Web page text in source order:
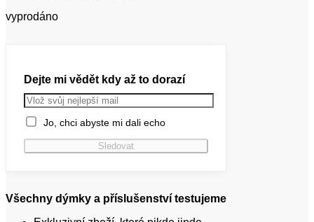
vyprodáno
Dejte mi vědět kdy až to dorazí
Jo, chci abyste mi dali echo
Všechny dýmky a příslušenství testujeme